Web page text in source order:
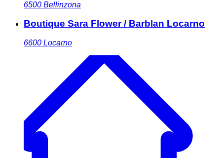
6500 Bellinzona
Boutique Sara Flower / Barblan Locarno
6600 Locarno